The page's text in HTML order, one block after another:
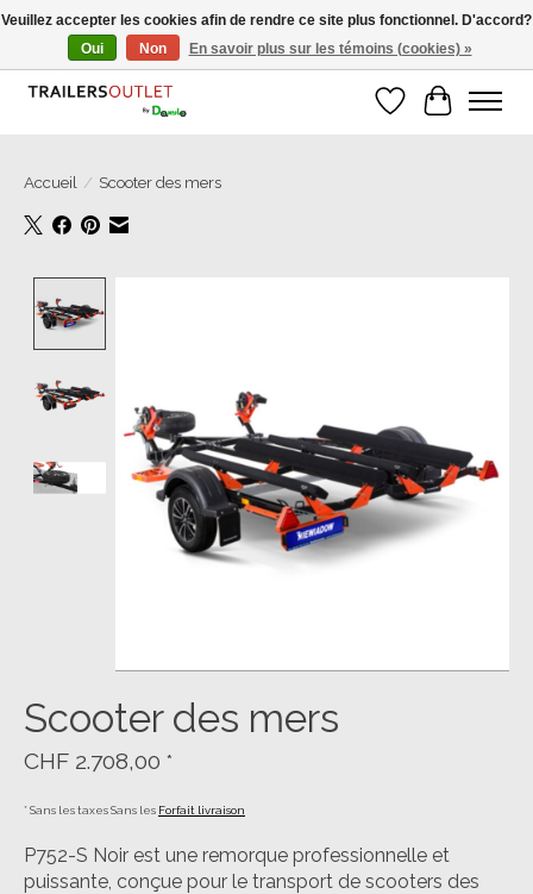
Grosse Auswahl an Anhänger direkt vom Hersteller!
Liste dePanier
Accueil / Scooter des mers
Scooter des mers
CHF 2.708,00 *
* Sans les taxes Sans les Forfait livraison
P752-S Noir est une remorque professionnelle et
puissante, conçue pour le transport de scooters des
Veuillez accepter les cookies afin de rendre ce site plus fonctionnel. D'accord?
Oui
Non En savoir plus sur les témoins (cookies) »